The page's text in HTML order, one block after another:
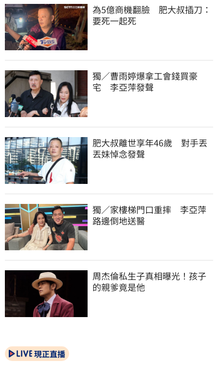
為5億商機翻臉　肥大叔插刀：
要死一起死
獨／曹雨婷爆拿工會錢買豪
宅　李亞萍發聲
肥大叔離世享年46歲　對手丟
丟妹悼念發聲
獨／家樓梯門口重摔　李亞萍
路邊倒地送醫
周杰倫私生子真相曝光！孩子
的親爹竟是他
現正直播